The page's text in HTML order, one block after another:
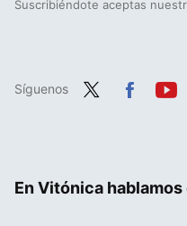
Suscribiéndote aceptas
Síguenos
En Vitónica hablamos